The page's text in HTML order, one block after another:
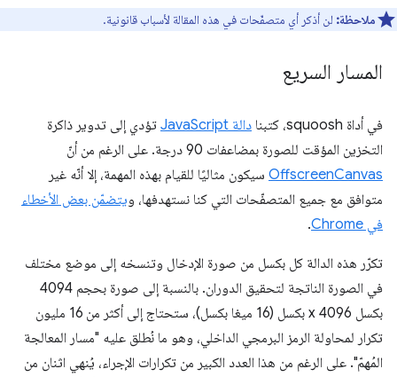
ملاحظة: لن أذكر أي متصفّحات في هذه المقالة لأسباب قانونية.
المسار السريع
في أداة squoosh، كتبنا دالة JavaScript
تؤدي إلى تدوير ذاكرة
التخزين المؤقت للصورة بمضاعفات 90 درجة. على الرغم من أنّ
OffscreenCanvas سيكون مثاليًا للقيام بهذه المهمة، إلا أنّه غير
متوافق مع جميع المتصفّحات التي كنا نستهدفها، ويتضمّن بعض الأخطاء
في Chrome
.
تكرّر هذه الدالة كل بكسل من صورة الإدخال وتنسخه إلى موضع مختلف
في الصورة الناتجة لتحقيق الدوران. بالنسبة إلى صورة بحجم 4094
بكسل x 4096 بكسل (16 ميغا بكسل)، ستحتاج إلى أكثر من 16 مليون
تكرار لمحاولة الرمز البرمجي الداخلي، وهو ما نُطلق عليه "مسار المعالجة
المُهمّ". على الرغم من هذا العدد الكبير من تكرارات الإجراء، يُنهي اثنان من